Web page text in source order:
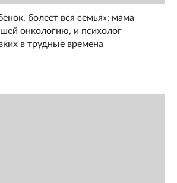
болеет вся семья»: мама
онкологию, и психолог
в трудные времена